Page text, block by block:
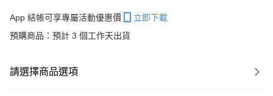
App 結帳可享專屬活動優惠價
立即下載
預購商品：預計 3 個工作天出貨
請選擇商品選項